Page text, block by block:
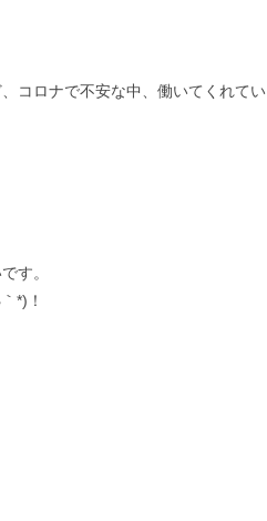
コロナで不安な中、働いてくれてい
す。
*)！